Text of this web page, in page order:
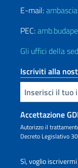
E-mail:
PEC:
Gli uffici della
Iscriviti alla
Inserisci la tua email
Accettazione
Autorizzo il
Decreto Legislativo
Sì, voglio